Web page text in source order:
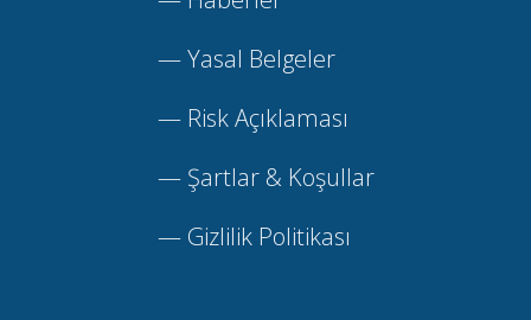
—Yasal Belgeler
— Risk Açıklaması
— Şartlar & Koşullar
— Gizlilik Politikası